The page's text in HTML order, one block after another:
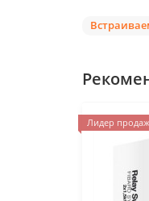
Лидер